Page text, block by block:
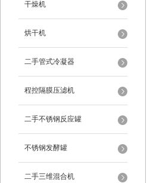
干燥机
烘干机
二手管式冷凝器
程控隔膜压滤机
二手不锈钢反应罐
不锈钢发酵罐
二手三维混合机